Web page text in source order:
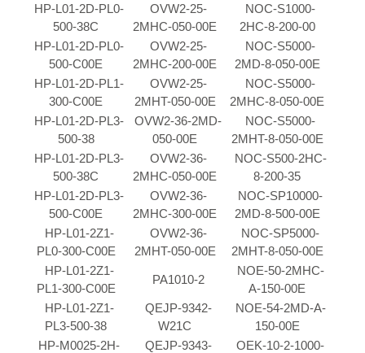
HP-L01-2D-PL0-
500-38C
OVW2-25-
2MHC-050-00E
NOC-S1000-
2HC-8-200-00
HP-L01-2D-PL0-
500-C00E
OVW2-25-
2MHC-200-00E
NOC-S5000-
2MD-8-050-00E
HP-L01-2D-PL1-
300-C00E
OVW2-25-
2MHT-050-00E
NOC-S5000-
2MHC-8-050-00E
HP-L01-2D-PL3-
500-38
OVW2-36-2MD-
050-00E
NOC-S5000-
2MHT-8-050-00E
HP-L01-2D-PL3-
500-38C
OVW2-36-
2MHC-050-00E
NOC-S500-2HC-
8-200-35
HP-L01-2D-PL3-
500-C00E
OVW2-36-
2MHC-300-00E
NOC-SP10000-
2MD-8-500-00E
HP-L01-2Z1-
PL0-300-C00E
OVW2-36-
2MHT-050-00E
NOC-SP5000-
2MHT-8-050-00E
HP-L01-2Z1-
PL1-300-C00E
PA1010-2
NOE-50-2MHC-
A-150-00E
HP-L01-2Z1-
PL3-500-38
QEJP-9342-
W21C
NOE-54-2MD-A-
150-00E
HP-M0025-2H-
QEJP-9343-
OEK-10-2-1000-